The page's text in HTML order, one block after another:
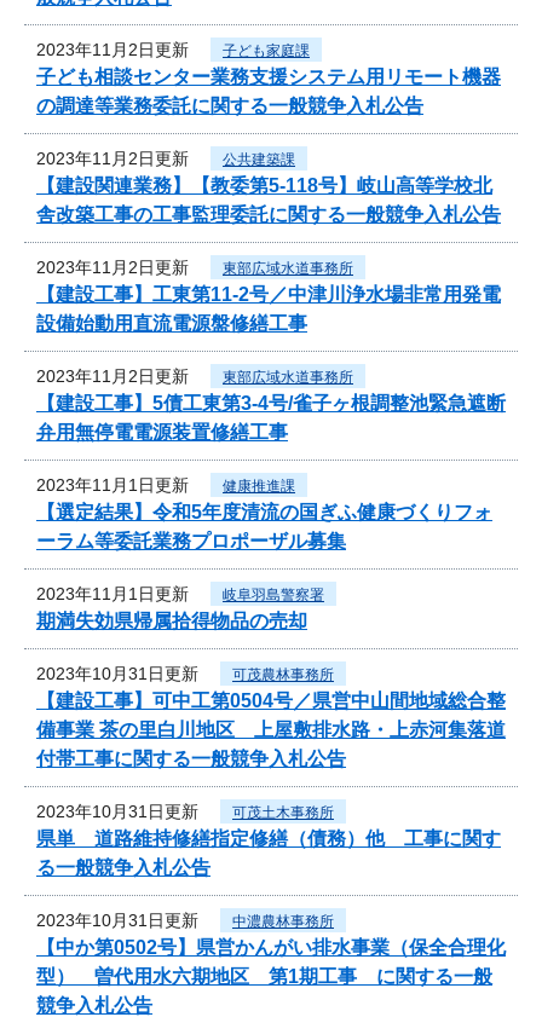
2023年11月2日更新 子ども家庭課
子ども相談センター業務支援システム用リモート機器
の調達等業務委託に関する一般競争入札公告
2023年11月2日更新 公共建築課
【建設関連業務】【教委第5-118号】岐山高等学校北
舎改築工事の工事監理委託に関する一般競争入札公告
2023年11月2日更新 東部広域水道事務所
【建設工事】工東第11-2号／中津川浄水場非常用発電
設備始動用直流電源盤修繕工事
2023年11月2日更新 東部広域水道事務所
【建設工事】5債工東第3-4号/雀子ヶ根調整池緊急遮断
弁用無停電電源装置修繕工事
2023年11月1日更新 健康推進課
【選定結果】令和5年度清流の国ぎふ健康づくりフォ
ーラム等委託業務プロポーザル募集
2023年11月1日更新 岐阜羽島警察署
期満失効県帰属拾得物品の売却
2023年10月31日更新 可茂農林事務所
【建設工事】可中工第0504号／県営中山間地域総合整
備事業 茶の里白川地区 上屋敷排水路・上赤河集落道
付帯工事に関する一般競争入札公告
2023年10月31日更新 可茂土木事務所
県単 道路維持修繕指定修繕（債務）他 工事に関す
る一般競争入札公告
2023年10月31日更新 中濃農林事務所
【中か第0502号】県営かんがい排水事業（保全合理化
型） 曽代用水六期地区 第1期工事 に関する一般
競争入札公告